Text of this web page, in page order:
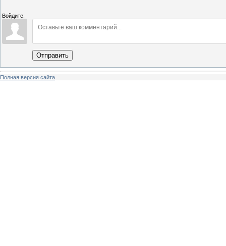
Войдите:
Отправить
Полная версия сайта